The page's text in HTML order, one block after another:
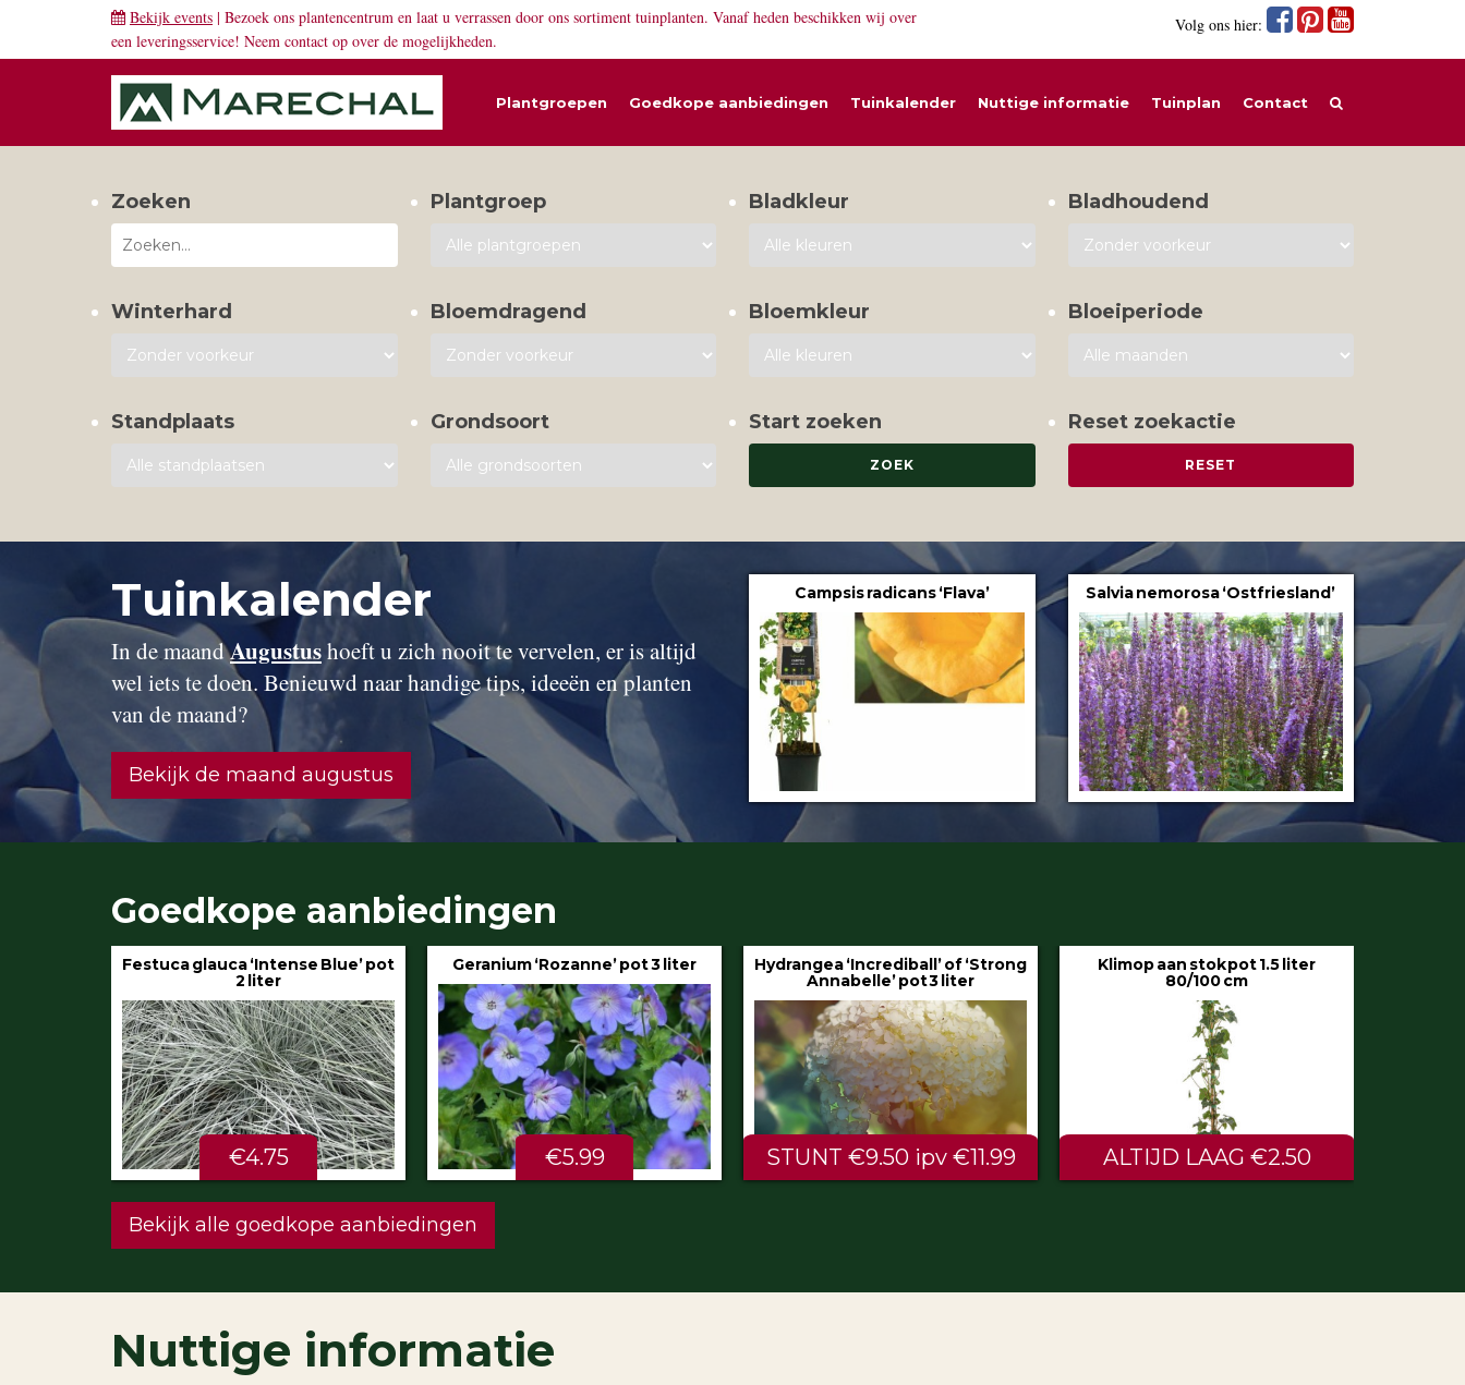
Bekijk events | Bezoek ons plantencentrum en laat u verrassen door ons sortiment tuinplanten. Vanaf heden beschikken wij over
een leveringsservice! Neem contact op over de mogelijkheden.
Volg ons hier:
Plantgroepen Goedkope aanbiedingen Tuinkalender Nuttige informatie Tuinplan Contact
Zoeken Plantgroep Bladkleur Bladhoudend
Winterhard Bloemdragend Bloemkleur Bloeiperiode
Standplaats Grondsoort Start zoeken Reset zoekactie
Tuinkalender
In de maandAugustushoeft u zich nooit te vervelen, er is altijd
wel iets te doen. Benieuwd naar handige tips, ideeën en planten
van de maand?
Bekijk de maand augustus
Campsis radicans ‘Flava’ Salvia nemorosa ‘Ostfriesland’
Goedkope aanbiedingen
Geranium ‘Rozanne’ pot 3 liter
€5.99
Hydrangea ‘Incrediball’ of ‘Strong
Annabelle’ pot 3 liter
STUNT €9.50 ipv €11.99
Klimop aan stok pot 1.5 liter
80/100 cm
ALTIJD LAAG €2.50
Hedera helix ‘Hibernica’ pot 9 cm
€0.60
Bekijk alle goedkope aanbiedingen
Nuttige informatie